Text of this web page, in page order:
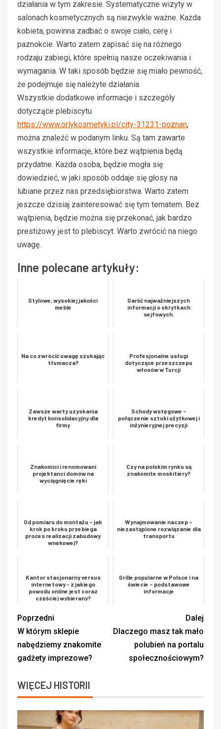
działania w tym zakresie. Systematyczne wizyty w
salonach kosmetycznych są niezwykle ważne. Każda
kobieta, powinna zadbać o swoje ciało, cerę i
paznokcie. Warto zatem zapisać się na różnego
rodzaju zabiegi, które spełnią nasze oczekiwania i
wymagania. W taki sposób będzie się miało pewność,
że podejmuje się należyte działania.
Wszystkie dodatkowe informacje i szczegóły
dotyczące plebiscytu
https://www.orlykosmetyki.pl/city-31231-poznan,
można znaleźć w podanym linku. Są tam zawarte
wszystkie informacje, które bez wątpienia będą
przydatne. Każda osoba, będzie mogła się
dowiedzieć, w jaki sposób oddaje się głosy na
lubiane przez nas przedsiębiorstwa. Warto zatem
jeszcze dzisiaj zainteresować się tym tematem. Bez
wątpienia, będzie można się przekonać, jak bardzo
prestiżowy jest to plebiscyt. Warto zwrócić na niego
uwagę.
Inne polecane artykuły:
Stylowe, wysokiej jakości
meble
Garść najważniejszych
informacji o skrytkach
sejfowych.
Na co zwrócić uwagę szukając
tłumacza?
Profesjonalne usługi
dotyczące przeszczepu
włosów w Turcji
Zawsze warty uzyskania
kredyt konsolidacyjny dla
firmy
Schody wstęgowe –
połączenie sztuki użytkowej i
inżynieryjnej precyzji
Znakomici i renomowani
projektanci domów na
wyciągnięcie ręki
Czy na polskim rynku są
znakomite moskitiery?
Od pomiaru do montażu – jak
krok po kroku przebiega
proces realizacji zabudowy
wnękowej?
Wynajmowanie naczep –
niezastąpione rozwiązanie dla
transportu
Kantor stacjonarny versus
internetowy - z jakiego
powodu online jest coraz
częściej wybierany?
Grille popularne w Polsce i na
świecie – podstawowe
informacje
Poprzedni
W którym sklepie
nabędziemy znakomite
gadżety imprezowe?
Dalej
Dlaczego masz tak mało
polubień na portalu
społecznościowym?
WIĘCEJ HISTORII